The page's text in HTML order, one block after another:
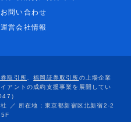
お問い合わせ
運営会社情報